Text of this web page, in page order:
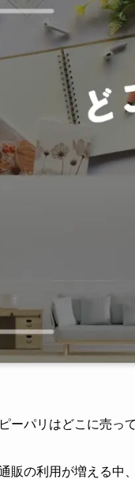
ーパリはどこに売っ
販の利用が増える中